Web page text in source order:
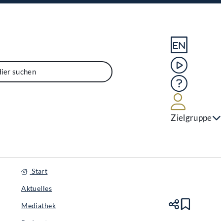
Sprache
Mediathek
Hilfe
Zielgruppe
Start
Aktuelles
Mediathek